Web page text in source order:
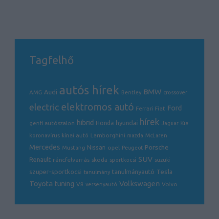
Tagfelhő
AMG Audi autós hírek Bentley BMW crossover
electric elektromos autó Ferrari Fiat Ford
genfi autószalon hibrid Honda hyundai hírek Jaguar Kia
koronavírus kínai autó Lamborghini mazda McLaren
Mercedes Mustang Nissan opel Peugeot Porsche
Renault ráncfelvarrás skoda sportkocsi SUV suzuki
szuper-sportkocsi tanulmány tanulmányautó Tesla
Toyota tuning V8 versenyautó Volkswagen Volvo